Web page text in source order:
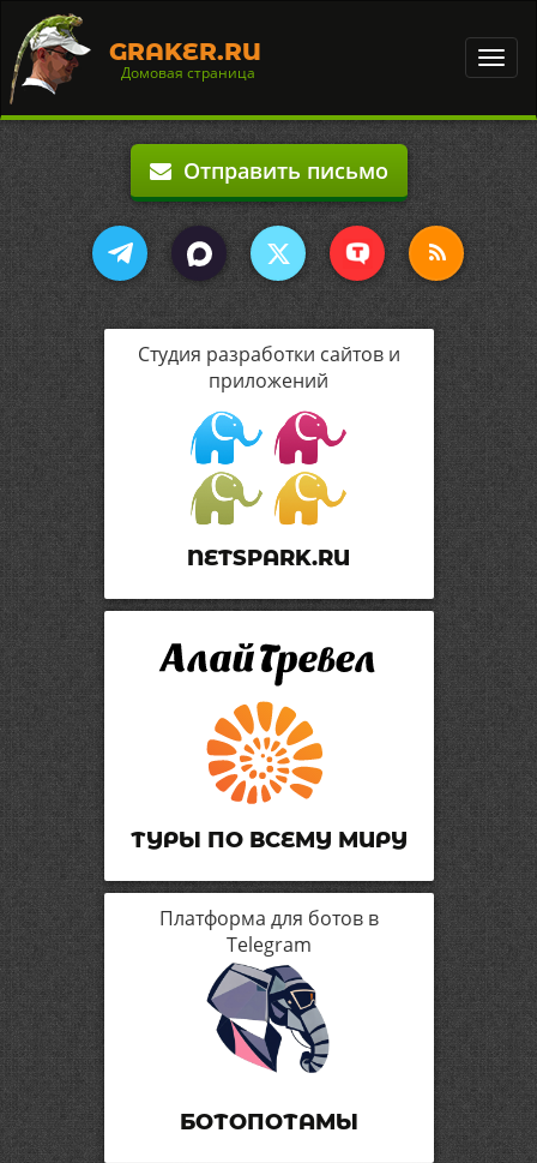
GRAKER.RU
Домовая страница
Отправить письмо
Студия разработки сайтов и
приложений
NETSPARK.RU
ТУРЫ ПО ВСЕМУ МИРУ
Платформа для ботов в
Telegram
БОТОПОТАМЫ